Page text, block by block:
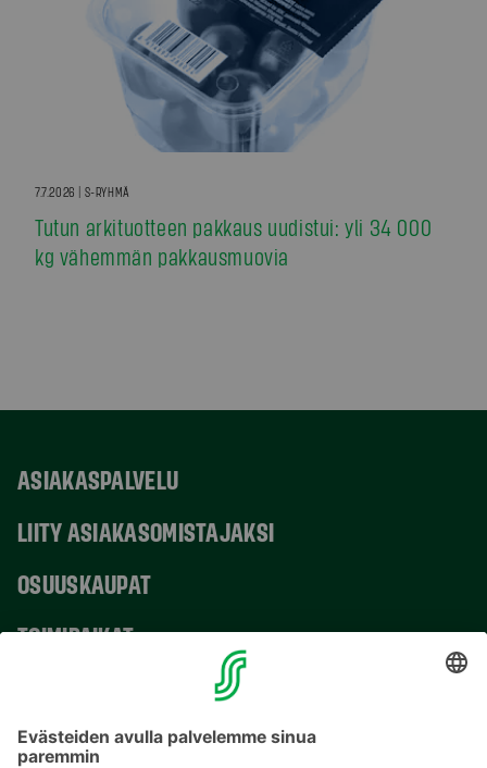
7.7.2026 | S-RYHMÄ
Tutun arkituotteen pakkaus uudistui: yli 34 000
kg vähemmän pakkausmuovia
ASIAKASPALVELU
LIITY ASIAKASOMISTAJAKSI
OSUUSKAUPAT
TOIMIPAIKAT